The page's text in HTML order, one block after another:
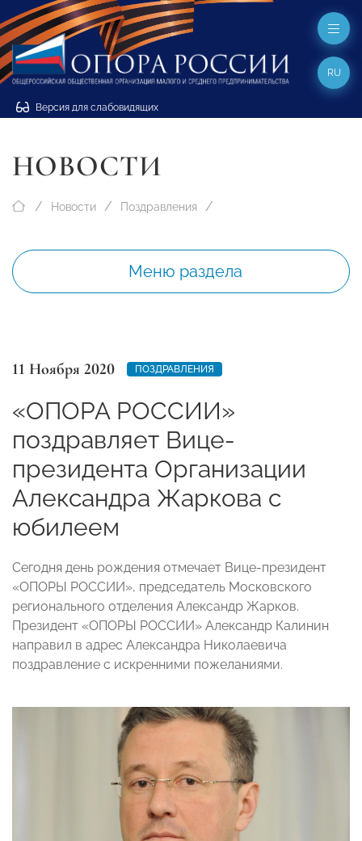
Версия для слабовидящих
RU
НОВОСТИ
Новости Поздравления
Меню раздела
11 Ноября 2020 ПОЗДРАВЛЕНИЯ
«ОПОРА РОССИИ»
поздравляет Вице-
президента Организации
Александра Жаркова с
юбилеем
Сегодня день рождения отмечает Вице-президент
«ОПОРЫ РОССИИ», председатель Московского
регионального отделения Александр Жарков.
Президент «ОПОРЫ РОССИИ» Александр Калинин
направил в адрес Александра Николаевича
поздравление с искренними пожеланиями.